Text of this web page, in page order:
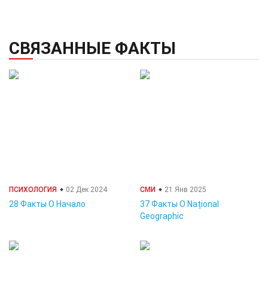
СВЯЗАННЫЕ ФАКТЫ
ПСИХОЛОГИЯ 02 Дек 2024
28 Факты О Начало
СМИ 21 Янв 2025
37 Факты О Național
Geographic